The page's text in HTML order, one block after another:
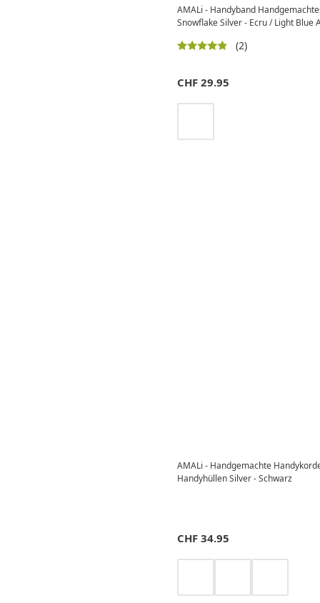
AMALi - Handyband
Snowflake Silver - Ecru / Light Blue
(2)
CHF 29.95
AMALi - Handgemachte
Handyhüllen Silver - Schwarz
CHF 34.95